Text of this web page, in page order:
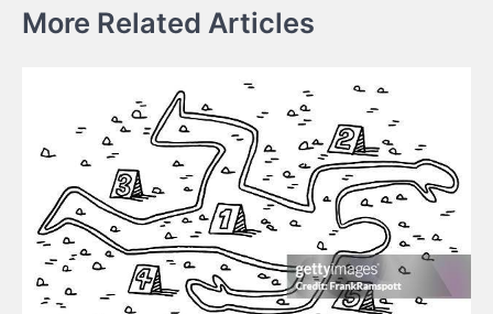
More Related Articles